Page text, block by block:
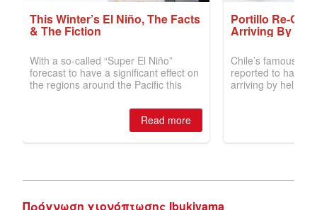
Πρόγνωση χιονόπτωσης Ibukiyama